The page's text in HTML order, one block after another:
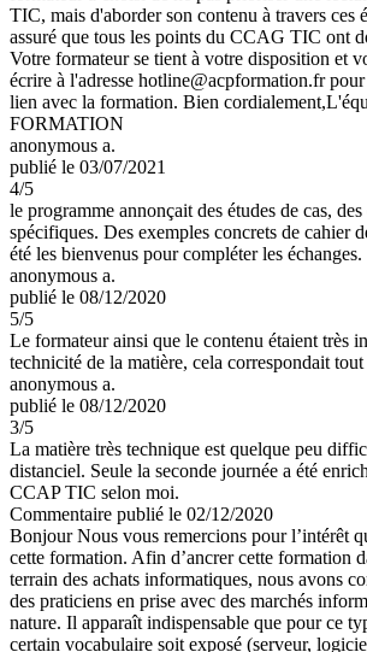
TIC, mais d'aborder son contenu à travers ces
assuré que tous les points du CCAG TIC ont
Votre formateur se tient à votre disposition et
écrire à l'adresse hotline@acpformation.fr
lien avec la formation. Bien
FORMATION
anonymous a.
publié le 03/07/2021
4/5
le programme annonçait des études de cas,
spécifiques. Des exemples concrets de cahier
été les bienvenus pour compléter les échanges.
anonymous a.
publié le 08/12/2020
5/5
Le formateur ainsi que le contenu étaient très
technicité de la matière, cela correspondait tout
anonymous a.
publié le 08/12/2020
3/5
La matière très technique est quelque peu
distanciel. Seule la seconde journée a été
CCAP TIC selon moi.
Commentaire publié le 02/12/2020
Bonjour Nous vous remercions pour l’intérêt
cette formation. Afin d’ancrer cette formation
terrain des achats informatiques, nous avons
des praticiens en prise avec des marchés
nature. Il apparaît indispensable que pour ce
certain vocabulaire soit exposé (serveur,